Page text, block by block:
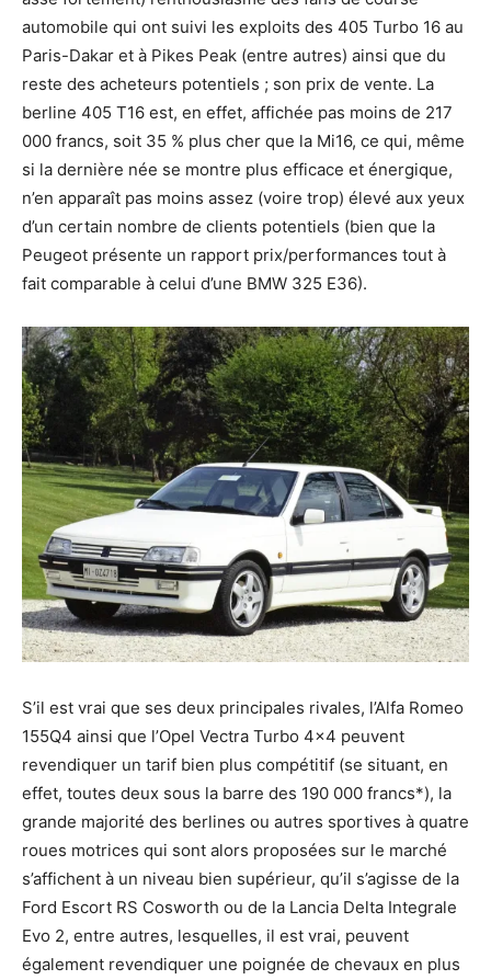
automobile qui ont suivi les exploits des 405 Turbo 16 au
Paris-Dakar et à Pikes Peak (entre autres) ainsi que du
reste des acheteurs potentiels ; son prix de vente. La
berline 405 T16 est, en effet, affichée pas moins de 217
000 francs, soit 35 % plus cher que la Mi16, ce qui, même
si la dernière née se montre plus efficace et énergique,
n’en apparaît pas moins assez (voire trop) élevé aux yeux
d’un certain nombre de clients potentiels (bien que la
Peugeot présente un rapport prix/performances tout à
fait comparable à celui d’une BMW 325 E36).
S’il est vrai que ses deux principales rivales, l’Alfa Romeo
155Q4 ainsi que l’Opel Vectra Turbo 4×4 peuvent
revendiquer un tarif bien plus compétitif (se situant, en
effet, toutes deux sous la barre des 190 000 francs*), la
grande majorité des berlines ou autres sportives à quatre
roues motrices qui sont alors proposées sur le marché
s’affichent à un niveau bien supérieur, qu’il s’agisse de la
Ford Escort RS Cosworth ou de la Lancia Delta Integrale
Evo 2, entre autres, lesquelles, il est vrai, peuvent
également revendiquer une poignée de chevaux en plus